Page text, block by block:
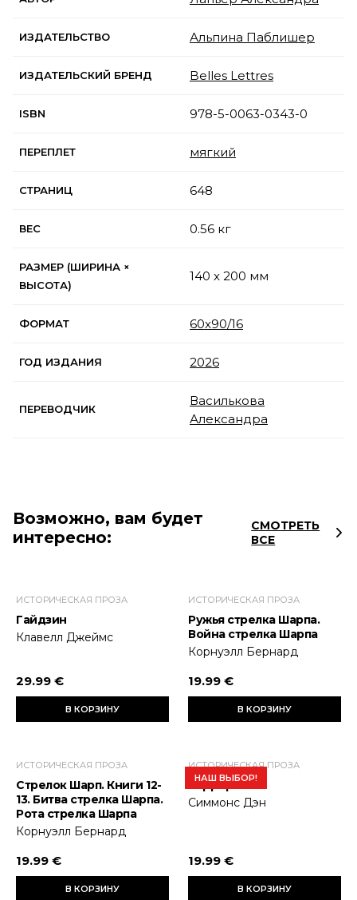
ИЗДАТЕЛЬСТВО Альпина Паблишер
ИЗДАТЕЛЬСКИЙ БРЕНД Belles Lettres
ISBN 978-5-0063-0343-0
ПЕРЕПЛЕТ мягкий
СТРАНИЦ 648
ВЕС 0.56 кг
РАЗМЕР (ШИРИНА ×
ВЫСОТА)
140 x 200 мм
ФОРМАТ 60x90/16
ГОД ИЗДАНИЯ 2026
ПЕРЕВОДЧИК
Василькова
Александра
Возможно, вам будет
интересно:
СМОТРЕТЬ
ВСЕ
ИСТОРИЧЕСКАЯ ПРОЗА
Гайдзин
Клавелл Джеймс
29.99 €
В КОРЗИНУ
ИСТОРИЧЕСКАЯ ПРОЗА
Ружья стрелка Шарпа.
Война стрелка Шарпа
Корнуэлл Бернард
19.99 €
В КОРЗИНУ
ИСТОРИЧЕСКАЯ ПРОЗА
Стрелок Шарп. Книги 12-
13. Битва стрелка Шарпа.
Рота стрелка Шарпа
Корнуэлл Бернард
19.99 €
В КОРЗИНУ
НАШ ВЫБОР!
ИСТОРИЧЕСКАЯ ПРОЗА
Террор
Симмонс Дэн
19.99 €
В КОРЗИНУ